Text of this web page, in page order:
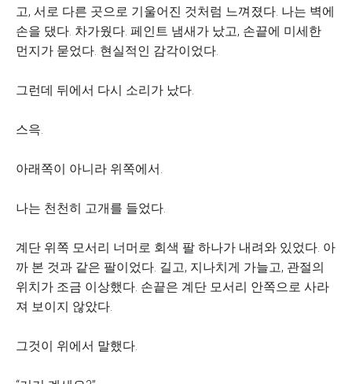
고, 서로 다른 곳으로 기울어진 것처럼 느껴졌다. 나는 벽에
손을 댔다. 차가웠다. 페인트 냄새가 났고, 손끝에 미세한
먼지가 묻었다. 현실적인 감각이었다.
그런데 뒤에서 다시 소리가 났다.
스윽.
아래쪽이 아니라 위쪽에서.
나는 천천히 고개를 들었다.
계단 위쪽 모서리 너머로 회색 팔 하나가 내려와 있었다. 아
까 본 것과 같은 팔이었다. 길고, 지나치게 가늘고, 관절의
위치가 조금 이상했다. 손끝은 계단 모서리 안쪽으로 사라
져 보이지 않았다.
그것이 위에서 말했다.